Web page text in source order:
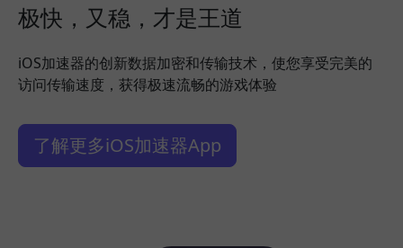
极快，又稳，才是王道
iOS加速器的创新数据加密和传输技术，使您享受完美的
访问传输速度，获得极速流畅的游戏体验
了解更多iOS加速器App